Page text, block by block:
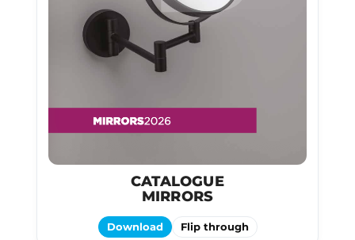
CATALOGUE
MIRRORS
Download Flip through